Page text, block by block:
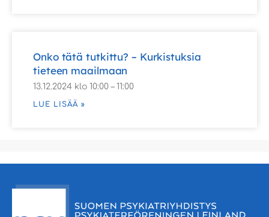
Onko tätä tutkittu? – Kurkistuksia
tieteen maailmaan
13.12.2024 klo 10:00 – 11:00
LUE LISÄÄ »